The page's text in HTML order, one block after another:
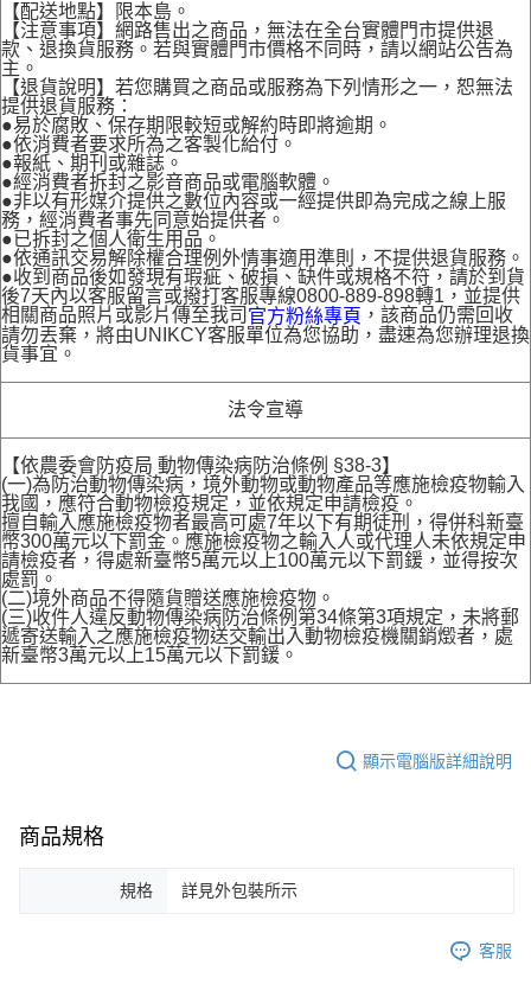
【配送地點】限本島。
【注意事項】網路售出之商品，無法在全台實體門市提供退
款、退換貨服務。若與實體門市價格不同時，請以網站公告為
主。
【退貨說明】若您購買之商品或服務為下列情形之一，恕無法
提供退貨服務：
●易於腐敗、保存期限較短或解約時即將逾期。
●依消費者要求所為之客製化給付。
●報紙、期刊或雜誌。
●經消費者拆封之影音商品或電腦軟體。
●非以有形媒介提供之數位內容或一經提供即為完成之線上服
務，經消費者事先同意始提供者。
●已拆封之個人衛生用品。
●依通訊交易解除權合理例外情事適用準則，不提供退貨服務。
●收到商品後如發現有瑕疵、破損、缺件或規格不符，請於到貨
後7天內以客服留言或撥打客服專線0800-889-898轉1，並提供
相關商品照片或影片傳至我司 官方粉絲專頁 ，該商品仍需回收
請勿丟棄，將由UNIKCY客服單位為您協助，盡速為您辦理退換
貨事宜。
法令宣導
【依農委會防疫局 動物傳染病防治條例 §38-3】
(一)為防治動物傳染病，境外動物或動物產品等應施檢疫物輸入
我國，應符合動物檢疫規定，並依規定申請檢疫。
擅自輸入應施檢疫物者最高可處7年以下有期徒刑，得併科新臺
幣300萬元以下罰金。應施檢疫物之輸入人或代理人未依規定申
請檢疫者，得處新臺幣5萬元以上100萬元以下罰鍰，並得按次
處罰。
(二)境外商品不得隨貨贈送應施檢疫物。
(三)收件人違反動物傳染病防治條例第34條第3項規定，未將郵
遞寄送輸入之應施檢疫物送交輸出入動物檢疫機關銷燬者，處
新臺幣3萬元以上15萬元以下罰鍰。
顯示電腦版詳細說明
商品規格
規格 詳見外包裝所示
客服